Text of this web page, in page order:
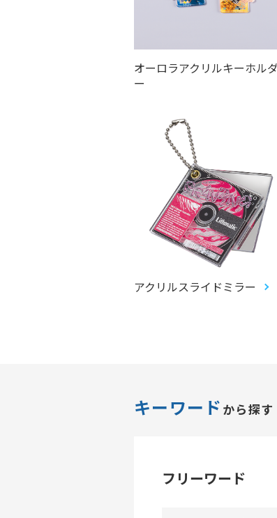
オーロラアクリルキーホル
ー
アクリルスライドミラー
キーワード から探す
フリーワード